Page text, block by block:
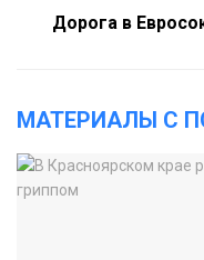
Дорога в
МАТЕРИАЛЫ С